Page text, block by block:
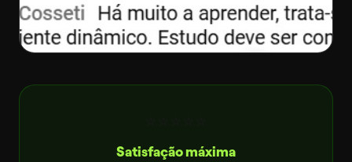
Satisfação máxima